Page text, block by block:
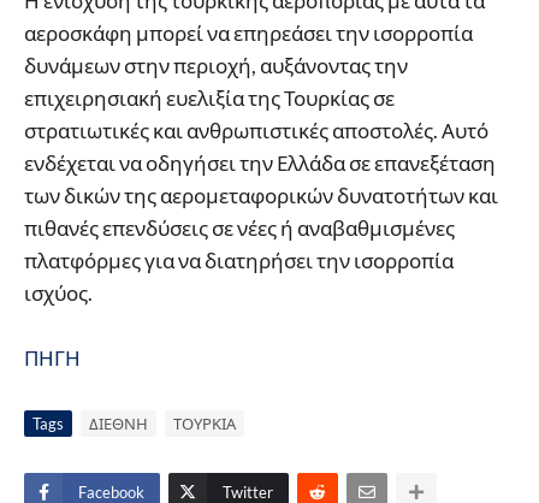
αεροσκάφη μπορεί να επηρεάσει την ισορροπία
δυνάμεων στην περιοχή, αυξάνοντας την
επιχειρησιακή ευελιξία της Τουρκίας σε
στρατιωτικές και ανθρωπιστικές αποστολές. Αυτό
ενδέχεται να οδηγήσει την Ελλάδα σε επανεξέταση
των δικών της αερομεταφορικών δυνατοτήτων και
πιθανές επενδύσεις σε νέες ή αναβαθμισμένες
πλατφόρμες για να διατηρήσει την ισορροπία
ισχύος.
ΠΗΓΗ
Tags ΔΙΕΘΝΗ ΤΟΥΡΚΙΑ
Facebook Twitter